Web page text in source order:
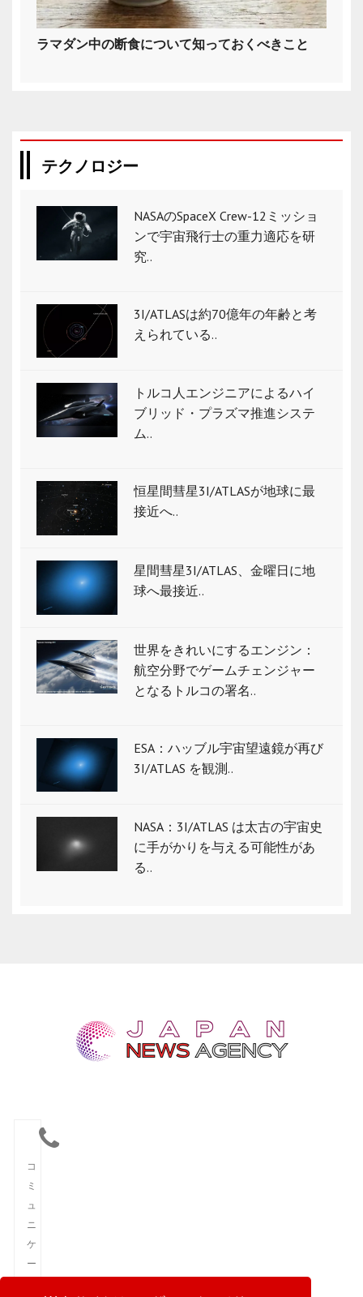
ラマダン中の断食について知っておくべきこと
テクノロジー
NASAのSpaceX Crew-12ミッショ
ンで宇宙飛行士の重力適応を研
究..
3I/ATLASは約70億年の年齢と考
えられている..
トルコ人エンジニアによるハイ
ブリッド・プラズマ推進システ
ム..
恒星間彗星3I/ATLASが地球に最
接近へ..
星間彗星3I/ATLAS、金曜日に地
球へ最接近..
世界をきれいにするエンジン：
航空分野でゲームチェンジャー
となるトルコの署名..
ESA：ハッブル宇宙望遠鏡が再び
3I/ATLAS を観測..
NASA：3I/ATLAS は太古の宇宙史
に手がかりを与える可能性があ
る..
コ
ミ
ュ
ニ
ケ
ー